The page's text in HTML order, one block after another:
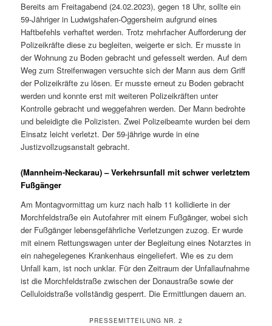
Bereits am Freitagabend (24.02.2023), gegen 18 Uhr, sollte ein
59-Jähriger in Ludwigshafen-Oggersheim aufgrund eines
Haftbefehls verhaftet werden. Trotz mehrfacher Aufforderung der
Polizeikräfte diese zu begleiten, weigerte er sich. Er musste in
der Wohnung zu Boden gebracht und gefesselt werden. Auf dem
Weg zum Streifenwagen versuchte sich der Mann aus dem Griff
der Polizeikräfte zu lösen. Er musste erneut zu Boden gebracht
werden und konnte erst mit weiteren Polizeikräften unter
Kontrolle gebracht und weggefahren werden. Der Mann bedrohte
und beleidigte die Polizisten. Zwei Polizeibeamte wurden bei dem
Einsatz leicht verletzt. Der 59-jährige wurde in eine
Justizvollzugsanstalt gebracht.
(Mannheim-Neckarau) – Verkehrsunfall mit schwer verletztem
Fußgänger
Am Montagvormittag um kurz nach halb 11 kollidierte in der
Morchfeldstraße ein Autofahrer mit einem Fußgänger, wobei sich
der Fußgänger lebensgefährliche Verletzungen zuzog. Er wurde
mit einem Rettungswagen unter der Begleitung eines Notarztes in
ein nahegelegenes Krankenhaus eingeliefert. Wie es zu dem
Unfall kam, ist noch unklar. Für den Zeitraum der Unfallaufnahme
ist die Morchfeldstraße zwischen der Donaustraße sowie der
Celluloidstraße vollständig gesperrt. Die Ermittlungen dauern an.
PRESSEMITTEILUNG NR. 2